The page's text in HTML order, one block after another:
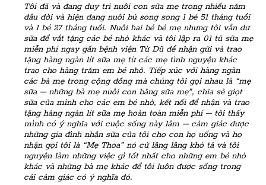
Tôi đã và đang duy trì nuôi con sữa mẹ trong nhiều năm
đầu đời và hiện đang nuôi bú song song 1 bé 51 tháng tuổi
và 1 bé 27 tháng tuổi. Nuôi hai bé bé mẹ nhưng tôi vẫn dư
sữa để vắt tặng các bé nhỏ khác và tôi lập ra 01 tủ sữa mẹ
miễn phí ngay gần bệnh viện Từ Dũ để nhận gửi và trao
tặng hàng ngàn lít sữa mẹ từ các mẹ tình nguyện khác
trao cho hàng trăm em bé nhỏ. Tiếp xúc với hàng ngàn
các bà mẹ trong cộng đồng mà chúng tôi gọi nhau là “mẹ
sữa – những bà mẹ nuôi con bằng sữa mẹ”, chia sẻ giọt
sữa của mình cho các em bé nhỏ, kết nối để nhận và trao
tặng hàng ngàn lít sữa mẹ hoàn toàn miễn phí – tôi thấy
mình có ý nghĩa với cuộc sống này lắm – cảm giác được
những gia đình nhận sữa của tôi cho con họ uống và họ
nhận gọi tôi là “Mẹ Thoa” nó cứ lâng lâng khó tả và tôi
nguyện làm những việc gì tốt nhất cho những em bé nhỏ
khác và những bà mẹ khác để tôi luôn được sống trong
cái cảm giác có ý nghĩa đó.